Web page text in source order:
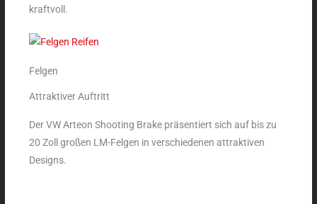
kraftvoll.
Felgen
Attraktiver Auftritt
Der VW Arteon Shooting Brake präsentiert sich auf bis zu
20 Zoll großen LM-Felgen in verschiedenen attraktiven
Designs.